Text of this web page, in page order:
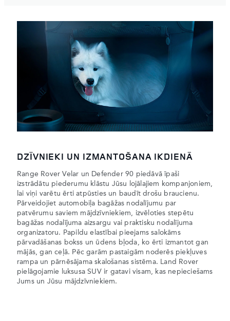
DZĪVNIEKI UN IZMANTOŠANA IKDIENĀ
Range Rover Velar un Defender 90 piedāvā īpaši
izstrādātu piederumu klāstu Jūsu lojālajiem kompanjoniem,
lai viņi varētu ērti atpūsties un baudīt drošu braucienu.
Pārveidojiet automobiļa bagāžas nodalījumu par
patvērumu saviem mājdzīvniekiem, izvēloties stepētu
bagāžas nodalījuma aizsargu vai praktisku nodalījuma
organizatoru. Papildu elastībai pieejams salokāms
pārvadāšanas bokss un ūdens bļoda, ko ērti izmantot gan
mājās, gan ceļā. Pēc garām pastaigām noderēs piekļuves
rampa un pārnēsājama skalošanas sistēma. Land Rover
pielāgojamie luksusa SUV ir gatavi visam, kas nepieciešams
Jums un Jūsu mājdzīvniekiem.